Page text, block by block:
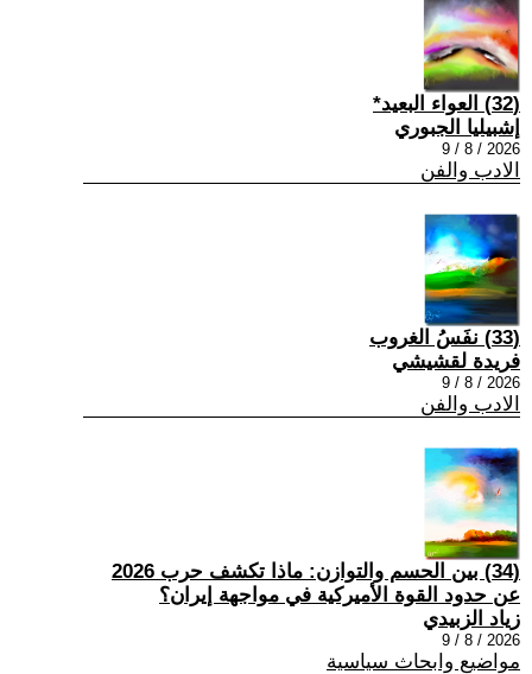
(32) العواء البعيد*
إشبيليا الجبوري
2026 / 8 / 9
الادب والفن
(33) نفَسُ الغروب
فريدة لقشيشي
2026 / 8 / 9
الادب والفن
(34) بين الحسم والتوازن: ماذا تكشف حرب 2026
عن حدود القوة الأميركية في مواجهة إيران؟
زياد الزبيدي
2026 / 8 / 9
مواضيع وابحاث سياسية